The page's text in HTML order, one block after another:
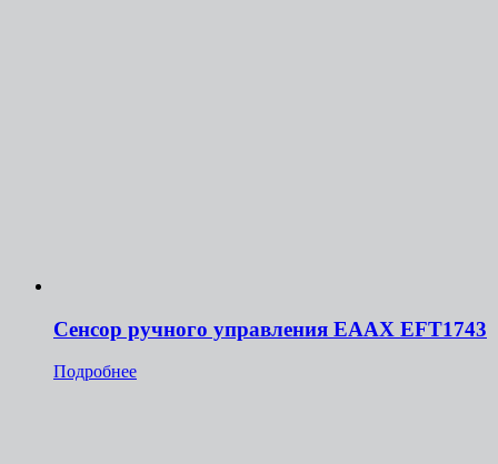
Сенсор ручного управления ЕААХ ЕFT1743
Подробнее